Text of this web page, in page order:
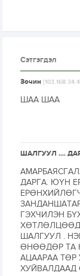
Сэтгэгдэл
Зочин
ШАА ШАА
ШАЛГУУЛ ....
ДАРГА. ЮҮН
ГЭХЧИЛЭН
ХӨТЛӨЛЦӨӨД
ШАЛГУУЛ .
ӨНӨӨДӨР ТА
АЦААРАА ТӨР
ХУЙВАЛДААД